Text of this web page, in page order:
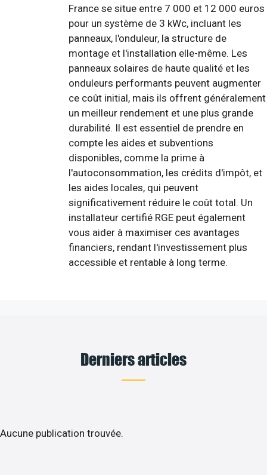
France se situe entre 7 000 et 12 000 euros
pour un système de 3 kWc, incluant les
panneaux, l'onduleur, la structure de
montage et l'installation elle-même. Les
panneaux solaires de haute qualité et les
onduleurs performants peuvent augmenter
ce coût initial, mais ils offrent généralement
un meilleur rendement et une plus grande
durabilité. Il est essentiel de prendre en
compte les aides et subventions
disponibles, comme la prime à
l'autoconsommation, les crédits d'impôt, et
les aides locales, qui peuvent
significativement réduire le coût total. Un
installateur certifié RGE peut également
vous aider à maximiser ces avantages
financiers, rendant l'investissement plus
accessible et rentable à long terme.
Derniers articles
Aucune publication trouvée.